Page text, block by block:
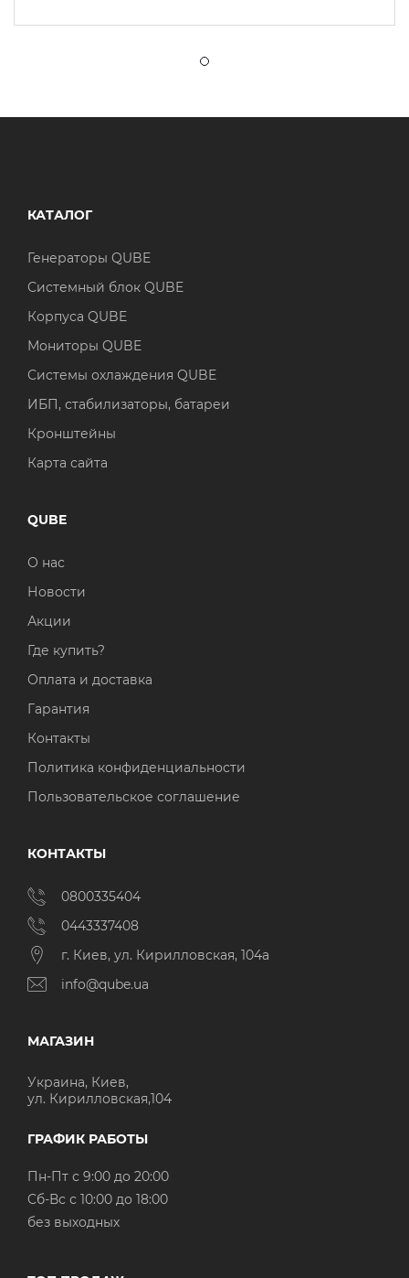
КАТАЛОГ
Генераторы QUBE
Системный блок QUBE
Корпуса QUBE
Мониторы QUBE
Системы охлаждения QUBE
ИБП, стабилизаторы, батареи
Кронштейны
Карта сайта
QUBE
О нас
Новости
Акции
Где купить?
Оплата и доставка
Гарантия
Контакты
Политика конфиденциальности
Пользовательское соглашение
КОНТАКТЫ
0800335404
0443337408
г. Киев, ул. Кирилловская, 104а
info@qube.ua
МАГАЗИН
Украина, Киев,
ул. Кирилловская,104
ГРАФИК РАБОТЫ
Пн-Пт с 9:00 до 20:00
Cб-Вс с 10:00 до 18:00
без выходных